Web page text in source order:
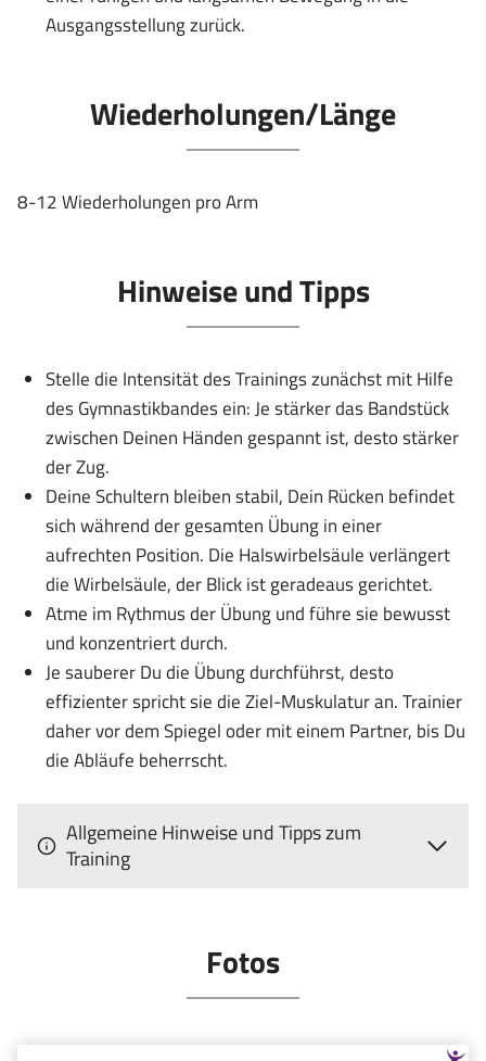
Ausgangsstellung zurück.
Wiederholungen/Länge
8-12 Wiederholungen pro Arm
Hinweise und Tipps
Stelle die Intensität des Trainings zunächst mit Hilfe
des Gymnastikbandes ein: Je stärker das Bandstück
zwischen Deinen Händen gespannt ist, desto stärker
der Zug.
Deine Schultern bleiben stabil, Dein Rücken befindet
sich während der gesamten Übung in einer
aufrechten Position. Die Halswirbelsäule verlängert
die Wirbelsäule, der Blick ist geradeaus gerichtet.
Atme im Rythmus der Übung und führe sie bewusst
und konzentriert durch.
Je sauberer Du die Übung durchführst, desto
effizienter spricht sie die Ziel-Muskulatur an. Trainier
daher vor dem Spiegel oder mit einem Partner, bis Du
die Abläufe beherrscht.
Allgemeine Hinweise und Tipps zum
Training
Fotos